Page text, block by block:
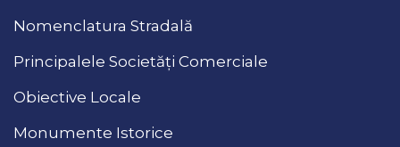
Nomenclatura Stradală
Principalele Societăți Comerciale
Obiective Locale
Monumente Istorice